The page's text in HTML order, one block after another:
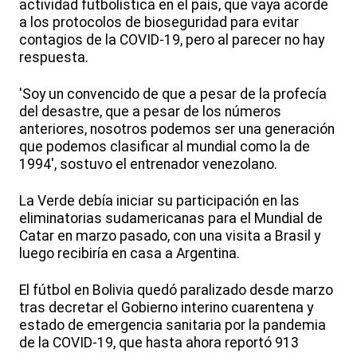
actividad futbolística en el país, que vaya acorde
a los protocolos de bioseguridad para evitar
contagios de la COVID-19, pero al parecer no hay
respuesta.
'Soy un convencido de que a pesar de la profecía
del desastre, que a pesar de los números
anteriores, nosotros podemos ser una generación
que podemos clasificar al mundial como la de
1994', sostuvo el entrenador venezolano.
La Verde debía iniciar su participación en las
eliminatorias sudamericanas para el Mundial de
Catar en marzo pasado, con una visita a Brasil y
luego recibiría en casa a Argentina.
El fútbol en Bolivia quedó paralizado desde marzo
tras decretar el Gobierno interino cuarentena y
estado de emergencia sanitaria por la pandemia
de la COVID-19, que hasta ahora reportó 913